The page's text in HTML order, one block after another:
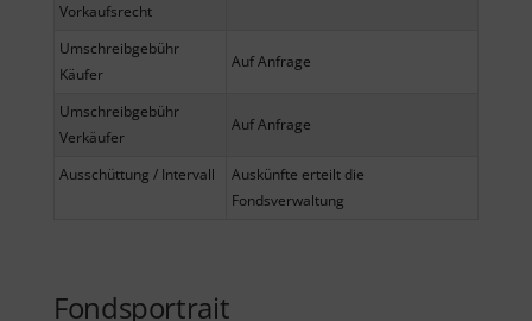
Vorkaufsrecht
Umschreibgebühr
Käufer
Auf Anfrage
Umschreibgebühr
Verkäufer
Auf Anfrage
Ausschüttung / Intervall
Auskünfte erteilt die
Fondsverwaltung
Fondsportrait